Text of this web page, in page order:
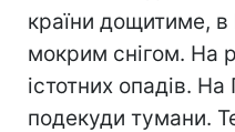
країни дощитиме, в
мокрим снігом. На
істотних опадів. На
подекуди тумани.